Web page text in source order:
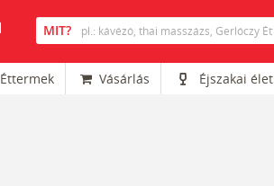
Éttermek Vásárlás Éjszakai élet